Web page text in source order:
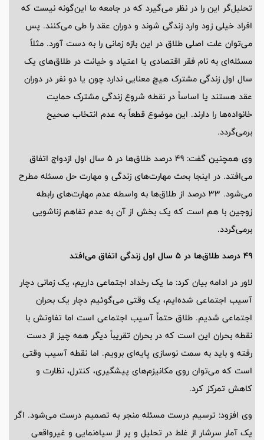
تحلیل‌گر این را در نظر می‌گیرد که در جامعه ما این‌گونه نیست که
افراد خیلی زود وارد زندگی شوند و دوران عقد را طی می‌کنند. پس
می‌توان علت اصلی طلاق در این بازه زمانی را به دست آورد. مثلاً
مسئله‌ای به نام فقر اقتصادی یا اعتیاد و خیانت در طلاق‌های یک
سال اول زندگی مشترک هیچ معنایی ندارد چون یا دو نفر در دوران
عقد هستند یا اساساً در نقطه شروع زندگی مشترک حمایت
خانواده‌ها را دارند. این موضوع قطعاً به عدم انتخاب صحیح
برمی‌گردد.
وی همچنین گفت: 49 درصد طلاق‌ها در 5 سال اول ازدواج اتفاق
می‌افتد. در اینجا بحث مهارت‌های زندگی و مهارت حل مسئله مطرح
می‌شود. 33 درصد از طلاق‌ها به واسطه عدم مهارت‌های رابطه
زوجین با هم است که یک بخش از آن به عدم تفاهم زناشویی
برمی‌گردد.
49 درصد طلاق‌ها در 5 سال اول زندگی اتفاق می‌افتد
لاور در ادامه بیان کرد: ما یک رخداد اجتماعی داریم، یک زمانی دچار
آسیب اجتماعی شده‌ایم، یک وقتی می‌گوئیم دچار یک بحران
اجتماعی شدیم. طلاق حتماً آسیب اجتماعی است اما تفاوتش با
نقطه بحران این است که در بحران تقریباً دیگر همه چیز از دست
رفته و باید به سمت نوسازی پایه‌ای برویم. اما نقطه آسیب وقتی
است که می‌توان روی مکانیزم‌های پیشگیری، کنترل، نظارت و
کاهش تمرکز کرد.
وی افزود: ترسیم درست مسئله منجر به تصمیم درست می‌شود. اگر
یک آمار سرشار از غلط در تحلیل و پر از سیاه‌نمایی و غیرواقعی